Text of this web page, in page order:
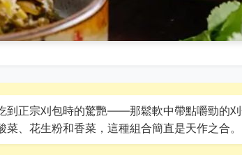
到正宗刈包時的驚艷——那鬆軟中帶點嚼勁的
菜、花生粉和香菜，這種組合簡直是天作之合。